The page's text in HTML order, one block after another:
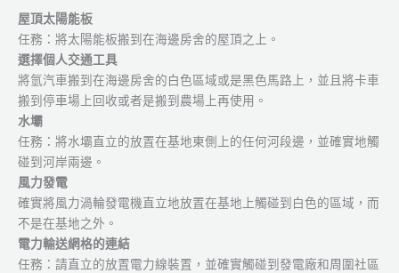
屋頂太陽能板
任務：將太陽能板搬到在海邊房舍的屋頂之上。
選擇個人交通工具
將氫汽車搬到在海邊房舍的白色區域或是黑色馬路上，並且將卡車
搬到停車場上回收或者是搬到農場上再使用。
水壩
任務：將水壩直立的放置在基地東側上的任何河段邊，並確實地觸
碰到河岸兩邊。
風力發電
確實將風力渦輪發電機直立地放置在基地上觸碰到白色的區域，而
不是在基地之外。
電力輸送網格的連結
任務：請直立的放置電力線裝置，並確實觸碰到發電廠和周圍社區